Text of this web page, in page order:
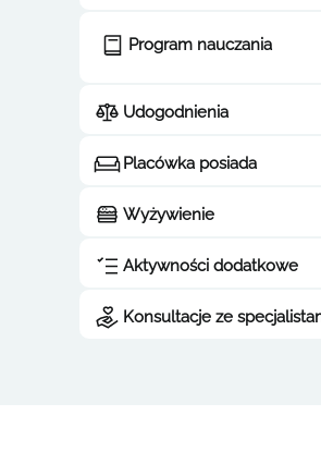
Program nauczania
Udogodnienia
Placówka posiada
Wyżywienie
Aktywności dodatkowe
Konsultacje ze